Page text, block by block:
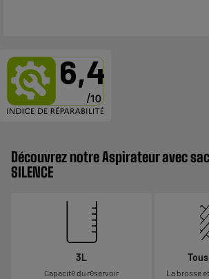
6,4
Découvrez notre Aspirateur avec sac
SILENCE
3L
Capacité du réservoir
La brosse